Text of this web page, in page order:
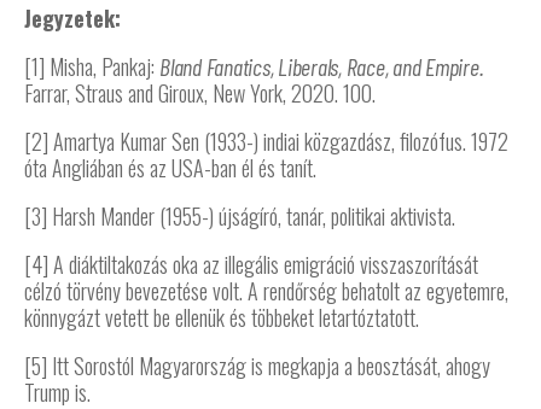
Jegyzetek:
[1] Misha, Pankaj: Bland Fanatics, Liberals, Race, and Empire.
Farrar, Straus and Giroux, New York, 2020. 100.
[2] Amartya Kumar Sen (1933-) indiai közgazdász, filozófus. 1972
óta Angliában és az USA-ban él és tanít.
[3] Harsh Mander (1955-) újságíró, tanár, politikai aktivista.
[4] A diáktiltakozás oka az illegális emigráció visszaszorítását
célzó törvény bevezetése volt. A rendőrség behatolt az egyetemre,
könnygázt vetett be ellenük és többeket letartóztatott.
[5] Itt Sorostól Magyarország is megkapja a beosztását, ahogy
Trump is.